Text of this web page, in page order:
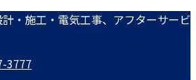
・施工・電気工事、アフターサービ
3777